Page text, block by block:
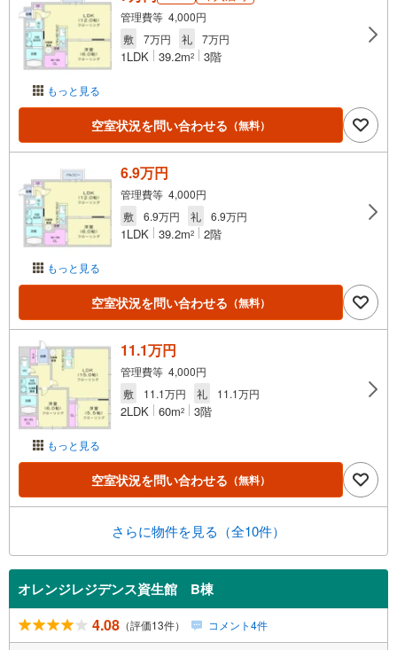
もっと見る
管理費等 4,000円
敷
7万円 礼 7万円
1LDK 39.2m2 3階
空室状況を問い合わせる （無料）
もっと見る
6.9万円
管理費等 4,000円
敷
6.9万円 礼 6.9万円
1LDK 39.2m2 2階
空室状況を問い合わせる （無料）
もっと見る
11.1万円
管理費等 4,000円
敷
11.1万円 礼 11.1万円
2LDK 60m2 3階
空室状況を問い合わせる （無料）
さらに物件を見る（全10件）
オレンジレジデンス資生館 B棟
4.08 （評価13件） コメント4件